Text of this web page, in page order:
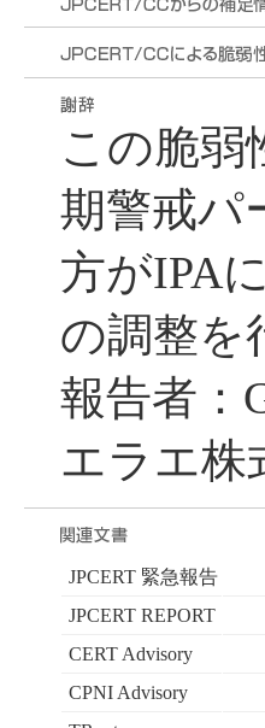
この脆弱
期警戒パ
方がIPA
の調整を
報告者：
エラエ株
JPCERT 緊急報告
JPCERT REPORT
CERT Advisory
CPNI Advisory